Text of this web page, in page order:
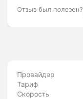
Отзыв был полезен?
Провайдер
Тариф
Скорость